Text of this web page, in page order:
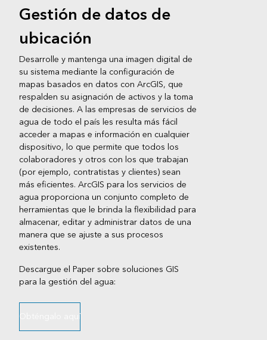
Gestión de datos de
ubicación
Desarrolle y mantenga una imagen digital de
su sistema mediante la configuración de
mapas basados en datos con ArcGIS, que
respalden su asignación de activos y la toma
de decisiones. A las empresas de servicios de
agua de todo el país les resulta más fácil
acceder a mapas e información en cualquier
dispositivo, lo que permite que todos los
colaboradores y otros con los que trabajan
(por ejemplo, contratistas y clientes) sean
más eficientes. ArcGIS para los servicios de
agua proporciona un conjunto completo de
herramientas que le brinda la flexibilidad para
almacenar, editar y administrar datos de una
manera que se ajuste a sus procesos
existentes.
Descargue el Paper sobre soluciones GIS
para la gestión del agua:
Obténgalo aquí